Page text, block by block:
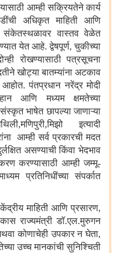
आम्ही सक्रियतेने कार्य
अधिकृत माहिती आणि
संकेतस्थळावर वास्तव वेळेत
येत आहे. द्वेषपूर्ण,चुकीच्या
रोखण्यासाठी पत्रसूचना
खोट्या बातम्यांना अटकाव
पंतप्रधान नरेंद्र मोदी
आणि मध्यम क्षमतेच्या
भाषेत छापल्या जाणाऱ्या
,मणिपुरी,मिझो
इत्यादी
आम्ही सर्व प्रकारची मदत
असण्याची किंवा भेदभाव
करण्यासाठी आम्ही जम्मू-
प्रतिनिधींच्या संपर्कात
माहिती आणि प्रसारण,
राज्यमंत्री डॉ.एल.मुरुगन
कोणाचेही उपकार न घेता,
उच्च मानकांची सुनिश्चिती